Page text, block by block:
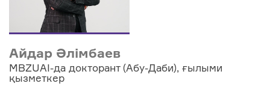
Айдар Әлімбаев
MBZUAI-да докторант (Абу-Даби), ғылыми
қызметкер